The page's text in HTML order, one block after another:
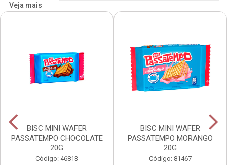
Veja mais
BISC MINI WAFER
PASSATEMPO CHOCOLATE
20G
Código: 46813
BISC MINI WAFER
PASSATEMPO MORANGO
20G
Código: 81467